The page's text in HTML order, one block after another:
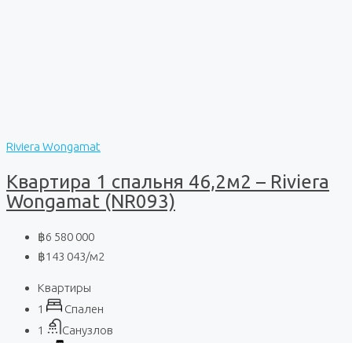
Riviera Wongamat
Квартира 1 спальня 46,2м2 – Riviera
Wongamat (NR093)
฿6 580 000
฿143 043/м2
Квартиры
1
Спален
1
Санузлов